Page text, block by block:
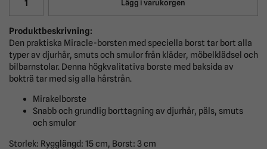
Lägg i varukorgen
Produktbeskrivning:
Den praktiska Miracle-borsten med speciella borst tar bort alla
typer av djurhår, smuts och smulor från kläder, möbelklädsel och
bilbarnstolar. Denna högkvalitativa borste med baksida av
bokträ tar med sig alla hårstrån.
Mirakelborste
Snabb och grundlig borttagning av djurhår, päls, smuts
och smulor
Storlek: Rygglängd: 15 cm, Borst: 3 cm